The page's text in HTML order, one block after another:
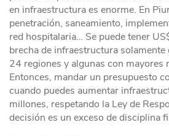
en infraestructura es enorme. En
penetración, saneamiento,
red hospitalaria… Se puede tener
brecha de infraestructura solamente
24 regiones y algunas con mayores
Entonces, mandar un presupuesto
cuando puedes aumentar
millones, respetando la Ley de
decisión es un exceso de disciplina